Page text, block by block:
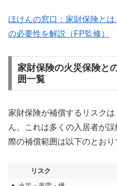
ほけんの窓口：家財保険と
の必要性を解説（FP監修）
家財保険の火災保険と
囲一覧
家財保険が補償するリスク
ん。これは多くの入居者が
際の補償範囲は以下のとおり
リスク